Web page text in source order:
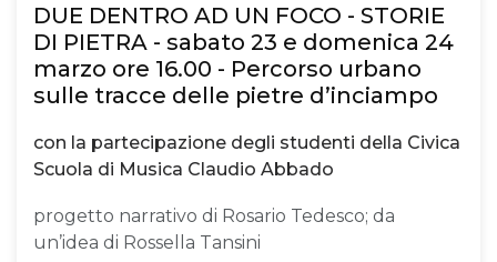
DUE DENTRO AD UN FOCO - STORIE
DI PIETRA - sabato 23 e domenica 24
marzo ore 16.00 - Percorso urbano
sulle tracce delle pietre d’inciampo
con la partecipazione degli studenti della Civica
Scuola di Musica Claudio Abbado
progetto narrativo di Rosario Tedesco; da
un’idea di Rossella Tansini